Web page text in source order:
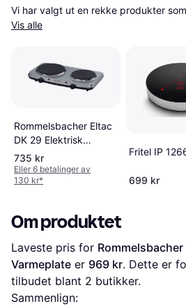
Vis alle
Rommelsbacher Eltac
DK 29 Elektrisk
Varmeplate
735 kr
Eller 6 betalinger av
130 kr*
Fritel IP
699 kr
Om produktet
Laveste pris for
Varmeplate er 969 kr. Dette er
tilbudet blant 2 butikker.
Sammenlign: